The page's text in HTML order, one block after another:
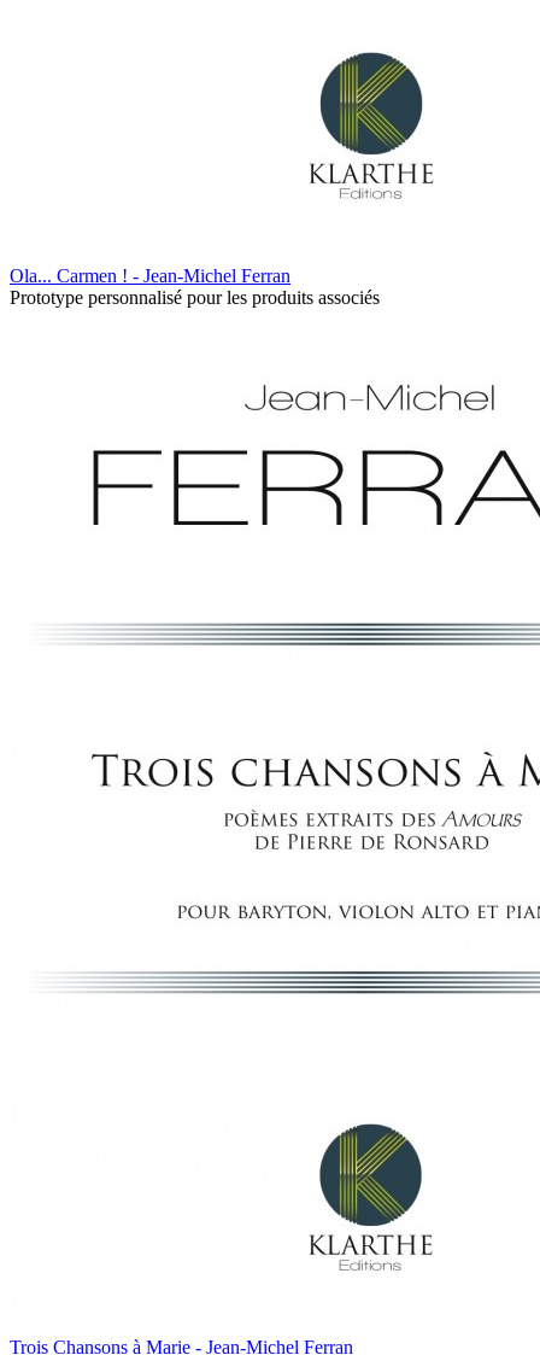
Ola... Carmen ! - Jean-Michel Ferran
Prototype personnalisé pour les produits associés
Trois Chansons à Marie - Jean-Michel Ferran